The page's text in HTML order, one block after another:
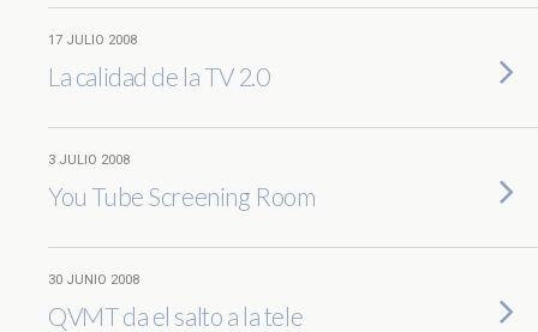
17 JULIO 2008
La calidad de la TV 2.0
3 JULIO 2008
You Tube Screening Room
30 JUNIO 2008
QVMT da el salto a la tele